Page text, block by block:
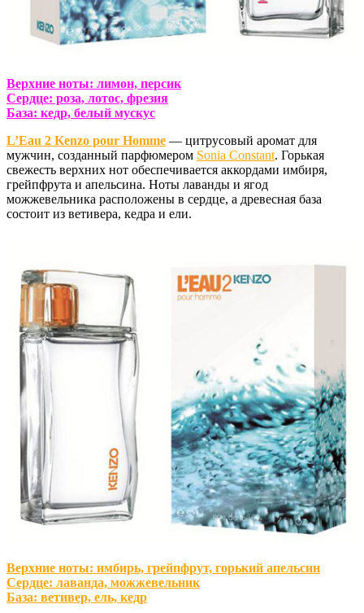
Верхние ноты: лимон, персик
Сердце: роза, лотос, фрезия
База: кедр, белый мускус
L’Eau 2 Kenzo pour Homme — цитрусовый аромат для
мужчин, созданный парфюмером Sonia Constant. Горькая
свежесть верхних нот обеспечивается аккордами имбиря,
грейпфрута и апельсина. Ноты лаванды и ягод
можжевельника расположены в сердце, а древесная база
состоит из ветивера, кедра и ели.
Верхние ноты: имбирь, грейпфрут, горький апельсин
Сердце: лаванда, можжевельник
База: ветивер, ель, кедр